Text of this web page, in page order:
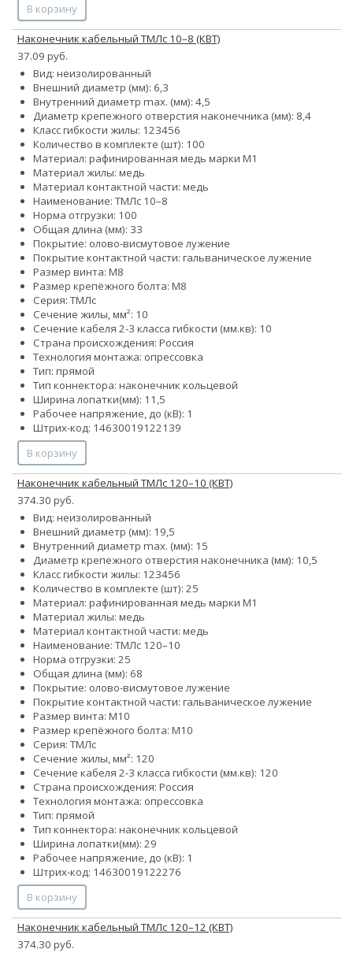
В корзину
Наконечник кабельный ТМЛс 10–8 (КВТ)
37.09 руб.
Вид: неизолированный
Внешний диаметр (мм): 6,3
Внутренний диаметр max. (мм): 4,5
Диаметр крепежного отверстия наконечника (мм): 8,4
Класс гибкости жилы: 123456
Количество в комплекте (шт): 100
Материал: рафинированная медь марки М1
Материал жилы: медь
Материал контактной части: медь
Наименование: ТМЛс 10–8
Норма отгрузки: 100
Общая длина (мм): 33
Покрытие: олово-висмутовое лужение
Покрытие контактной части: гальваническое лужение
Размер винта: М8
Размер крепёжного болта: М8
Серия: ТМЛс
Сечение жилы, мм²: 10
Сечение кабеля 2-3 класса гибкости (мм.кв): 10
Страна происхождения: Россия
Технология монтажа: опрессовка
Тип: прямой
Тип коннектора: наконечник кольцевой
Ширина лопатки(мм): 11,5
Рабочее напряжение, до (кВ): 1
Штрих-код: 14630019122139
В корзину
Наконечник кабельный ТМЛс 120–10 (КВТ)
374.30 руб.
Вид: неизолированный
Внешний диаметр (мм): 19,5
Внутренний диаметр max. (мм): 15
Диаметр крепежного отверстия наконечника (мм): 10,5
Класс гибкости жилы: 123456
Количество в комплекте (шт): 25
Материал: рафинированная медь марки М1
Материал жилы: медь
Материал контактной части: медь
Наименование: ТМЛс 120–10
Норма отгрузки: 25
Общая длина (мм): 68
Покрытие: олово-висмутовое лужение
Покрытие контактной части: гальваническое лужение
Размер винта: М10
Размер крепёжного болта: М10
Серия: ТМЛс
Сечение жилы, мм²: 120
Сечение кабеля 2-3 класса гибкости (мм.кв): 120
Страна происхождения: Россия
Технология монтажа: опрессовка
Тип: прямой
Тип коннектора: наконечник кольцевой
Ширина лопатки(мм): 29
Рабочее напряжение, до (кВ): 1
Штрих-код: 14630019122276
В корзину
Наконечник кабельный ТМЛс 120–12 (КВТ)
374.30 руб.